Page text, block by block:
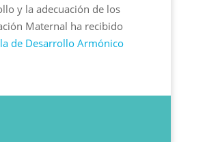
y la adecuación de los
Maternal ha recibido
de Desarrollo Armónico